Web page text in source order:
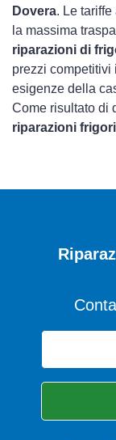
Dovera. Le
la massima
riparazioni di
prezzi competitivi
esigenze della
Come risultato di
riparazioni